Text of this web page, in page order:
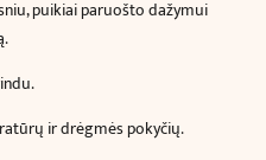
puikiai paruošto dažymui
ir drėgmės pokyčių.